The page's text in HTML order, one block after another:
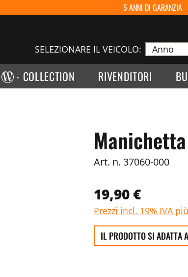
5 ANNI DI GARANZIA
SELEZIONARE IL VEICOLO:
- COLLECTION RIVENDITORI
Art. n. 37060-000
19,90 €
Prezzi incl. 19% IVA
IL PRODOTTO SI ADATTA